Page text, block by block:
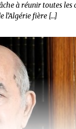
à réunir toutes
l’Algérie fière […]